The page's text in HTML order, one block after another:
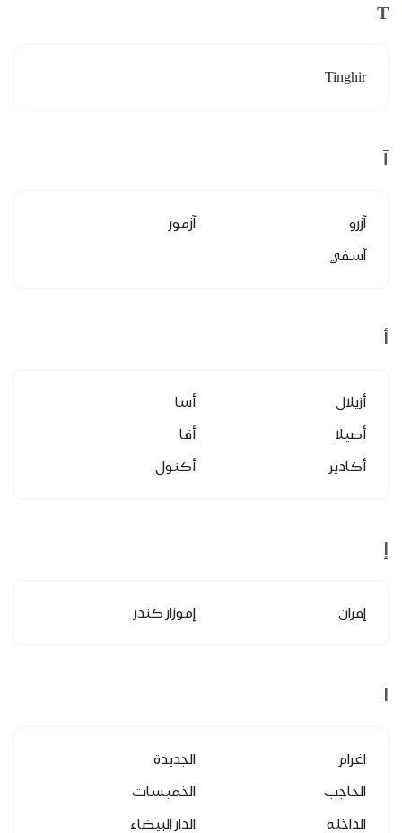
T
Tinghir
آ
آزرو
آزمور
آسفي
أ
أزيلال
أسا
أصيلا
أقا
أكادير
أكنول
إ
إفران إموزار كندر
ا
اغرام
الجديدة
الحاجب
الخميسات
الداخلة
الدار البيضاء